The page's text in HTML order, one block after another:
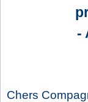
-
Chers